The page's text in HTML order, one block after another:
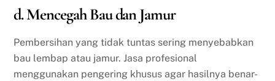
d. Mencegah Bau dan Jamur
Pembersihan yang tidak tuntas sering menyebabkan
bau lembap atau jamur. Jasa profesional
menggunakan pengering khusus agar hasilnya benar-